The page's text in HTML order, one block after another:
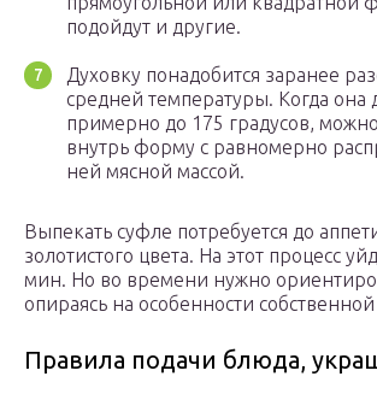
подойдут и другие.
Духовку понадобится заранее
средней температуры. Когда она
примерно до 175 градусов,
внутрь форму с равномерно
ней мясной массой.
Выпекать суфле потребуется до
золотистого цвета. На этот процесс
мин. Но во времени нужно
опираясь на особенности
Правила подачи блюда,